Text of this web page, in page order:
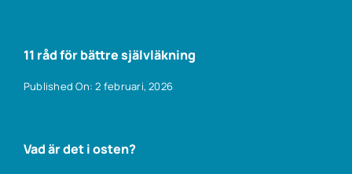
11 råd för bättre självläkning
Published On: 2 februari, 2026
Vad är det i osten?